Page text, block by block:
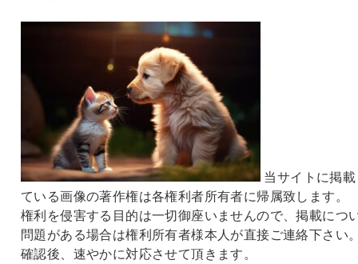
当サイトに掲
ている画像の著作権は各権利者所有者に帰属致します。
権利を侵害する目的は一切御座いませんので、掲載につ
問題がある場合は権利所有者様本人が直接ご連絡下さい
確認後、速やかに対応させて頂きます。